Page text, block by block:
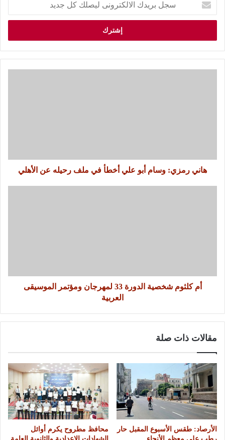
هاني رمزي: وسام أبو علي أخطأ في ملف رحيله عن الأهلي
أم كلثوم شخصية الدورة 33 لمهرجان ومؤتمر الموسيقى
العربية
مقالات ذات صلة
الأرصاد: طقس الأسبوع المقبل حار
محافظ مطروح يكرم أوائل